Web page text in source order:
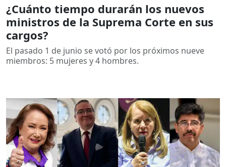
¿Cuánto tiempo durarán los nuevos
ministros de la Suprema Corte en sus
cargos?
El pasado 1 de junio se votó por los próximos nueve
miembros: 5 mujeres y 4 hombres.